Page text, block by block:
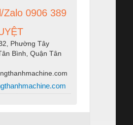
Zalo 0906 389
Phường Tây
Bình, Quận Tân